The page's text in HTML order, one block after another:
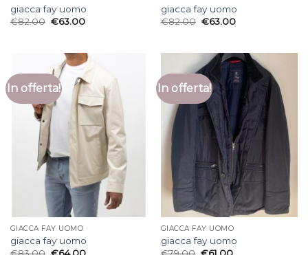
giacca fay uomo
€82.00 €63.00
giacca fay uomo
€82.00 €63.00
In offerta!
GIACCA FAY UOMO
giacca fay uomo
In offerta!
GIACCA FAY UOMO
giacca fay uomo